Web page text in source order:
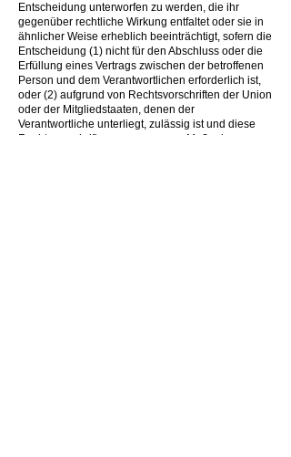
Entscheidung unterworfen zu werden, die ihr
gegenüber rechtliche Wirkung entfaltet oder sie in
ähnlicher Weise erheblich beeinträchtigt, sofern die
Entscheidung (1) nicht für den Abschluss oder die
Erfüllung eines Vertrags zwischen der betroffenen
Person und dem Verantwortlichen erforderlich ist,
oder (2) aufgrund von Rechtsvorschriften der Union
oder der Mitgliedstaaten, denen der
Verantwortliche unterliegt, zulässig ist und diese
Rechtsvorschriften angemessene Maßnahmen zur